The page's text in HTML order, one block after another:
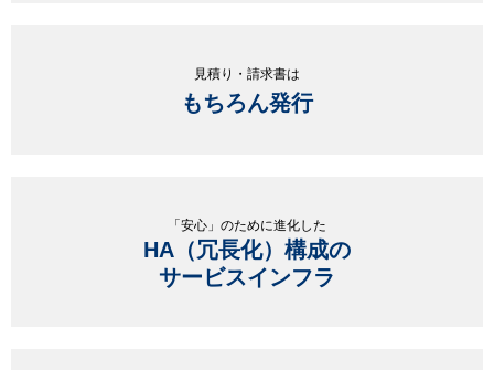
見積り・請求書は
もちろん発行
「安心」のために進化した
HA（冗長化）構成の
サービスインフラ